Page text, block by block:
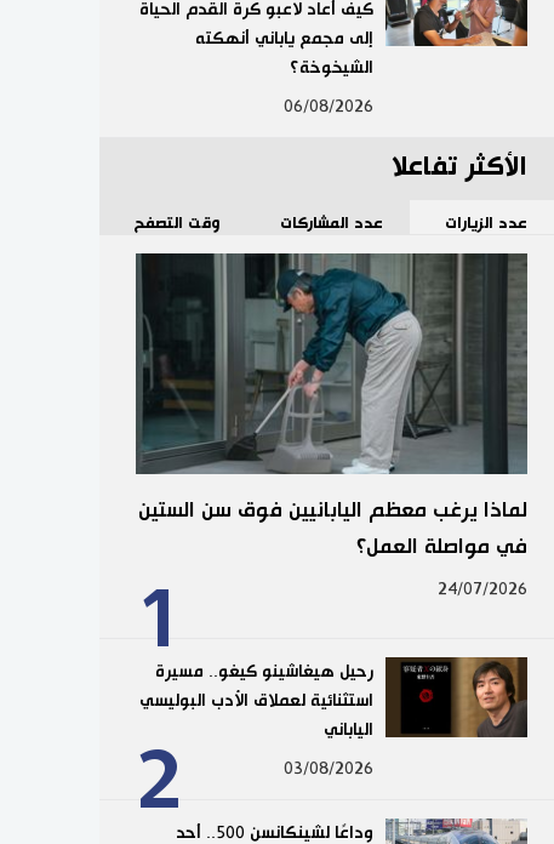
كيف أعاد لاعبو كرة القدم الحياة
إلى مجمع ياباني أنهكته
الشيخوخة؟
06/08/2026
الأكثر تفاعلا
عدد الزيارات عدد المشاركات وقت التصفح
1
لماذا يرغب معظم اليابانيين فوق سن الستين
في مواصلة العمل؟
24/07/2026
2
رحيل هيغاشينو كيغو.. مسيرة
استثنائية لعملاق الأدب البوليسي
الياباني
03/08/2026
وداعًا لشينكانسن 500.. أحد